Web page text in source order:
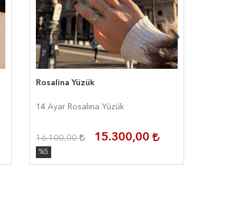
Rosalina Yüzük
14 Ayar Rosalina Yüzük
16.100,00 15.300,00
%5